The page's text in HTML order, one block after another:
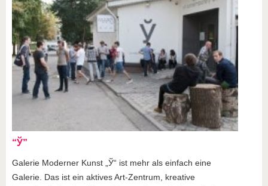
“Ў”
Galerie Moderner Kunst „Ў“ ist mehr als einfach eine
Galerie. Das ist ein aktives Art-Zentrum, kreative